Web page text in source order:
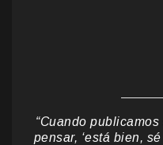
“Cuando
pensar, ‘está bien,